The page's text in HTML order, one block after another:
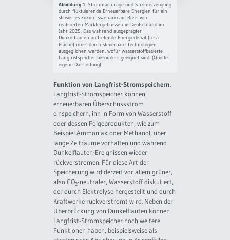
Abbildung 1: Stromnachfrage und Stromerzeugung
durch fluktuierende Erneuerbare Energien für ein
stilisiertes Zukunftsszenario auf Basis von
realisierten Marktergebnissen in Deutschland im
Jahr 2025. Das während ausgeprägter
Dunkelflauten auftretende Energiedefizit (rosa
Fläche) muss durch steuerbare Technologien
ausgeglichen werden, wofür wasserstoffbasierte
Langfristspeicher besonders geeignet sind. (Quelle:
eigene Darstellung)
Funktion von Langfrist-Stromspeichern.
Langfrist-Stromspeicher können
erneuerbaren Überschussstrom
einspeichern, ihn in Form von Wasserstoff
oder dessen Folgeprodukten, wie zum
Beispiel Ammoniak oder Methanol, über
lange Zeiträume vorhalten und während
Dunkelflauten-Ereignissen wieder
rückverstromen. Für diese Art der
Speicherung wird derzeit vor allem grüner,
also CO2-neutraler, Wasserstoff diskutiert,
der durch Elektrolyse hergestellt und durch
Kraftwerke rückverstromt wird. Neben der
Überbrückung von Dunkelflauten können
Langfrist-Stromspeicher noch weitere
Funktionen haben, beispielsweise als